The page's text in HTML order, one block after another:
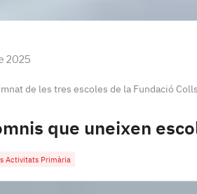
2025
de les tres escoles de la Fundació
que uneixen
Activitats Primària